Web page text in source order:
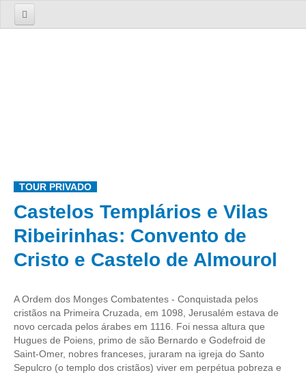
Tours 1 Dia
Lisboa
Lisboa Cosmopolita Passado e Presente
Sintra
Sintra, Cabo da Roca e Cascais
Óbidos
Serra de Montejunto e Óbidos
Fátima, Batalha, Nazaré e Óbidos
TOUR PRIVADO
Castelos Templários e Vilas
Ribeirinhas: Convento de
Cristo e Castelo de Almourol
A Ordem dos Monges Combatentes - Conquistada pelos
cristãos na Primeira Cruzada, em 1098, Jerusalém estava de
novo cercada pelos árabes em 1116. Foi nessa altura que
Hugues de Poiens, primo de são Bernardo e Godefroid de
Saint-Omer, nobres franceses, juraram na igreja do Santo
Sepulcro (o templo dos cristãos) viver em perpétua pobreza e